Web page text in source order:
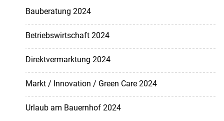
Bauberatung 2024
Betriebswirtschaft 2024
Direktvermarktung 2024
Markt / Innovation / Green Care 2024
Urlaub am Bauernhof 2024